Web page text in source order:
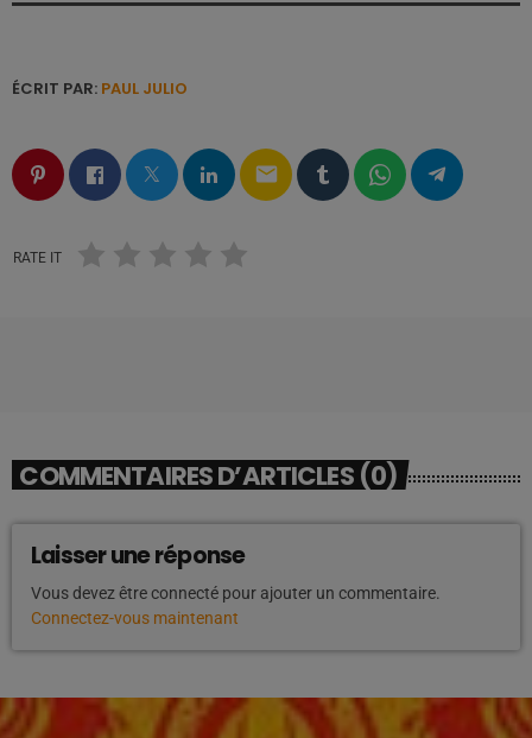
ÉCRIT PAR: PAUL JULIO
email
RATE IT
COMMENTAIRES D’ARTICLES (0)
Laisser une réponse
Vous devez être connecté pour ajouter un commentaire.
Connectez-vous maintenant